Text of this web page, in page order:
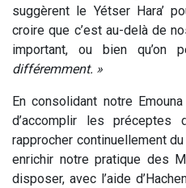
suggèrent le Yétser Hara’
croire que c’est au-delà de
important, ou bien qu’on
différemment. »
En consolidant notre
d’accomplir les préceptes
rapprocher continuellement
enrichir notre pratique des
disposer, avec l’aide